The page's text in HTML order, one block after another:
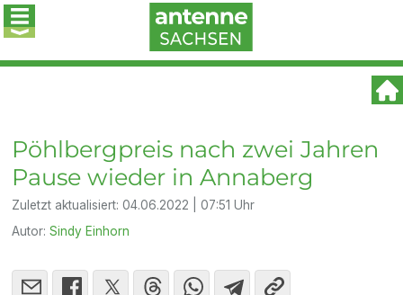
Pöhlbergpreis nach zwei Jahren
Pause wieder in Annaberg
Zuletzt aktualisiert:04.06.2022 | 07:51 Uhr
Autor:Sindy Einhorn